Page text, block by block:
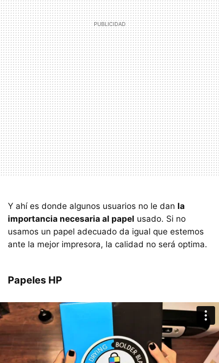
Y ahí es donde algunos usuarios no le dan la
importancia necesaria al papel usado. Si no
usamos un papel adecuado da igual que estemos
ante la mejor impresora, la calidad no será optima.
Papeles HP